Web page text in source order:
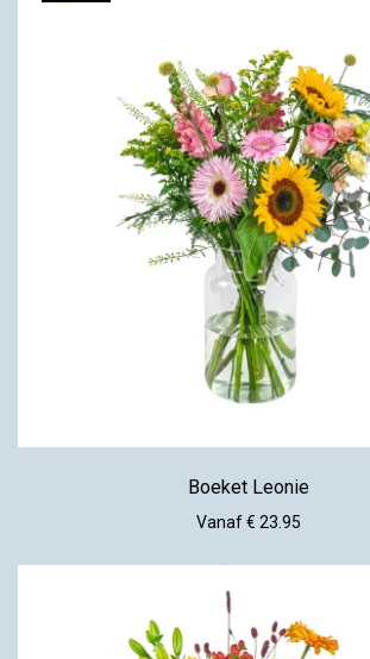
Boeket Leonie
Vanaf € 23.95